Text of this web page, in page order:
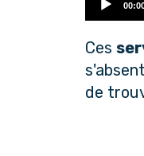
Ces
de